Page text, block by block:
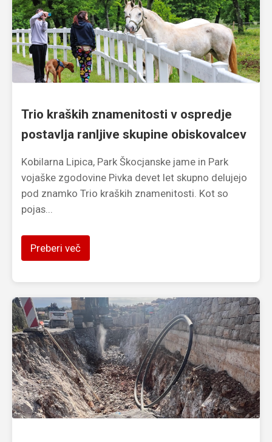
Trio kraških znamenitosti v ospredje
postavlja ranljive skupine obiskovalcev
Kobilarna Lipica, Park Škocjanske jame in Park
vojaške zgodovine Pivka devet let skupno delujejo
pod znamko Trio kraških znamenitosti. Kot so
pojas...
Preberi več